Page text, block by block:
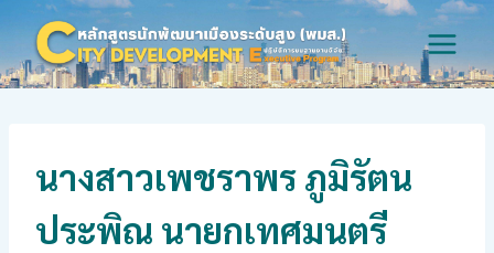
content
นางสาวเพชราพร ภูมิรัตน
ประพิณ นายกเทศมนตรี